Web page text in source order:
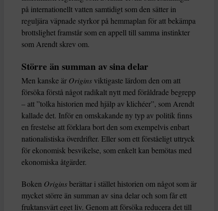
på internationellt vatten samtidigt som den sätter in
reguljära väpnade styrkor på hemmaplan för att bekämpa
brottslighet framstår som en appell till samma instinkter
som Arendt skrev om.
Större än summan av sina delar
Men kanske är Origins viktigaste lärdom den om att
försöka förstå något radikalt nytt med föråldrade begrepp
– att ”tolka historien med hjälp av klichéer”, som Arendt
kallade det. Inför en omskakande ny typ av politik finns
en frestelse att förklara bort den som exempelvis enbart
nationalistiska överdrifter. Eller som ett förståeligt uttryck
för ekonomisk besvikelse, som enkelt kan bemötas med
ekonomiska åtgärder.
Boken Originsberättar i stället historien om något som är
mycket större än summan av sina delar och som får ett
fruktansvärt eget liv. Genom att försöka reducera det till